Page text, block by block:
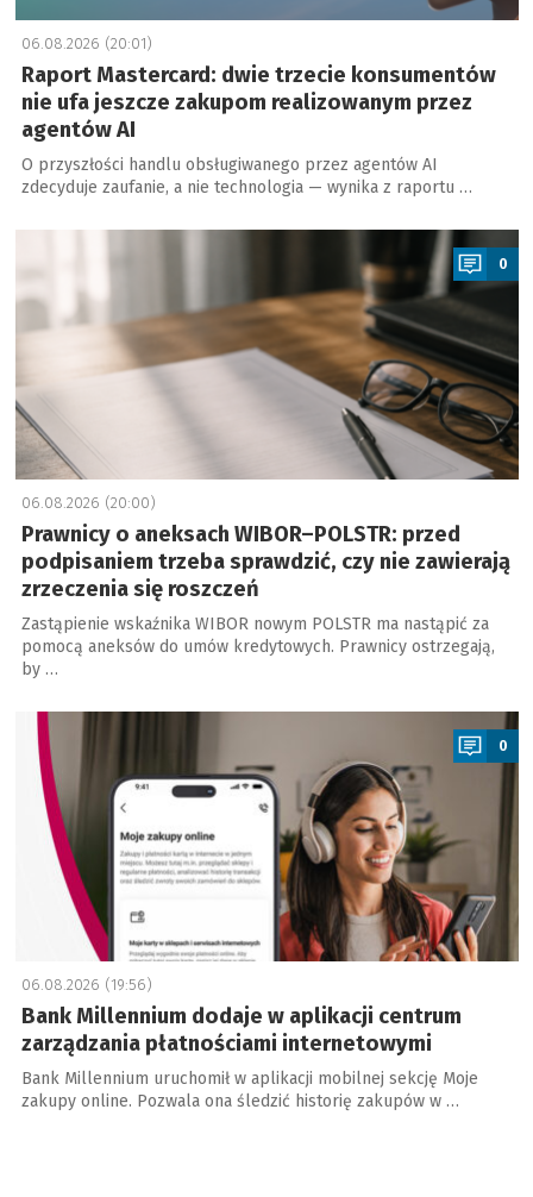
06.08.2026 (20:01)
Raport Mastercard: dwie trzecie konsumentów
nie ufa jeszcze zakupom realizowanym przez
agentów AI
O przyszłości handlu obsługiwanego przez agentów AI
zdecyduje zaufanie, a nie technologia — wynika z raportu …
a
0
06.08.2026 (20:00)
Prawnicy o aneksach WIBOR–POLSTR: przed
podpisaniem trzeba sprawdzić, czy nie zawierają
zrzeczenia się roszczeń
Zastąpienie wskaźnika WIBOR nowym POLSTR ma nastąpić za
pomocą aneksów do umów kredytowych. Prawnicy ostrzegają,
by …
0
06.08.2026 (19:56)
Bank Millennium dodaje w aplikacji centrum
zarządzania płatnościami internetowymi
Bank Millennium uruchomił w aplikacji mobilnej sekcję Moje
zakupy online. Pozwala ona śledzić historię zakupów w …